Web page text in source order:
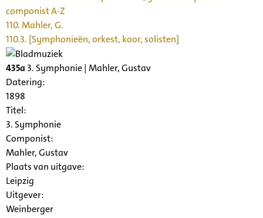
componist A-Z
110. Mahler, G.
110.3. [Symphonieën, orkest, koor, solisten]
435a 3. Symphonie | Mahler, Gustav
Datering:
1898
Titel:
3. Symphonie
Componist:
Mahler, Gustav
Plaats van uitgave:
Leipzig
Uitgever:
Weinberger